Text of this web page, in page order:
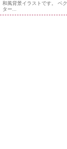
和風背景イラストです。 ベク
ター...